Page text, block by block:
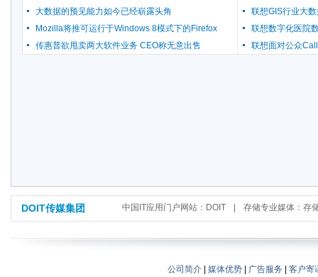
大数据的预见能力如今已经崭露头角
Mozilla将推可运行于Windows 8模式下的Firefox
传惠普欲甩卖两大软件业务 CEO称无意出售
联想GIS行业大
联想数字化医院
联想面对公众
DOIT传媒集团 中国IT应用门户网站：DOIT | 存储专业媒体：存
公司简介 | 媒体优势 | 广告服务 | 客户寄